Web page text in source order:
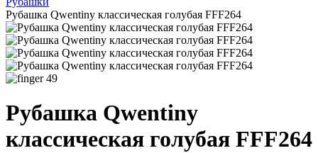
Рубашка Qwentiny классическая голубая FFF264
49
Рубашка Qwentiny
классическая голубая FFF264